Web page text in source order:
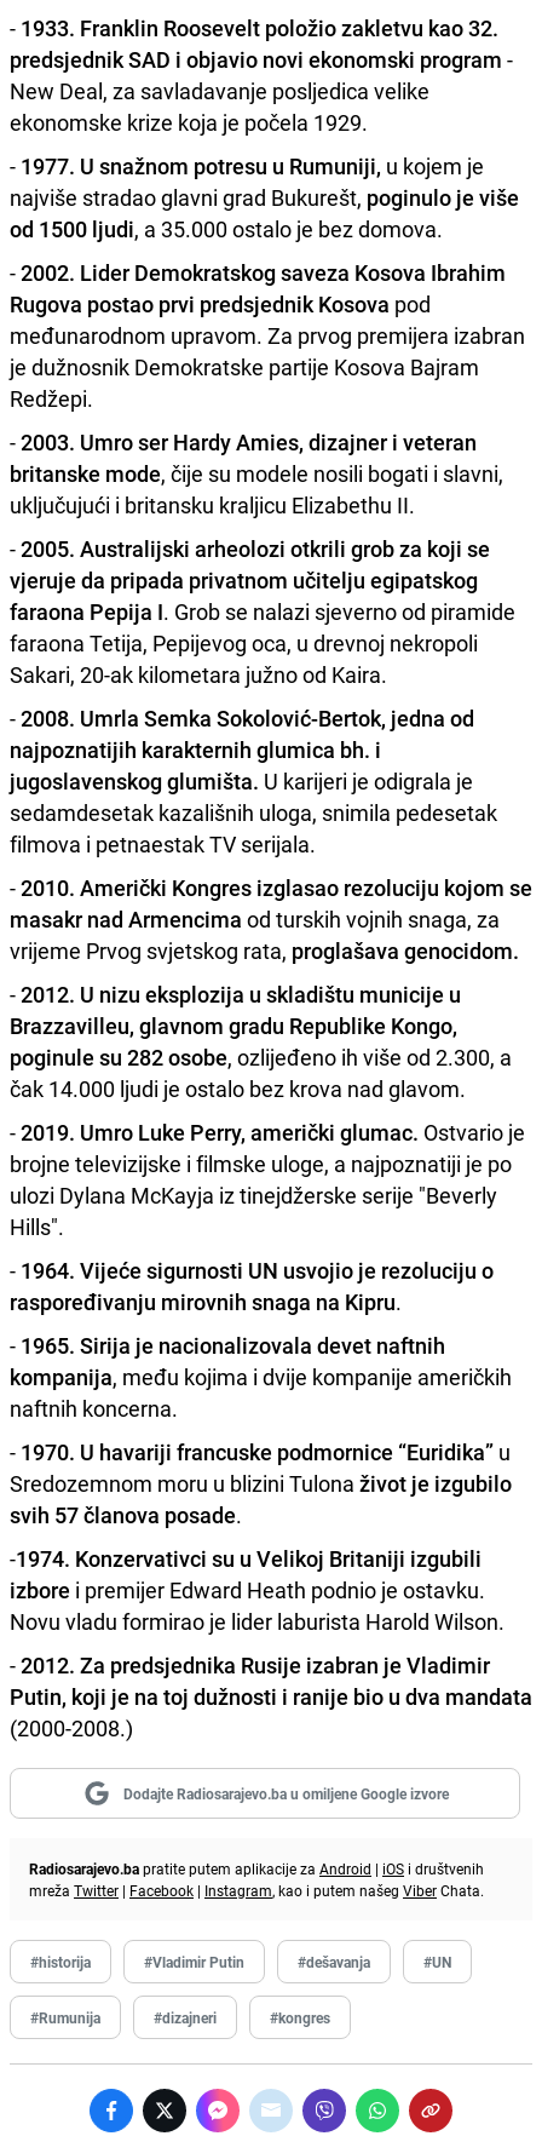
- 1933. Franklin Roosevelt položio zakletvu kao 32.
predsjednik SAD i objavio novi ekonomski program -
New Deal, za savladavanje posljedica velike
ekonomske krize koja je počela 1929.
- 1977. U snažnom potresu u Rumuniji, u kojem je
najviše stradao glavni grad Bukurešt, poginulo je više
od 1500 ljudi, a 35.000 ostalo je bez domova.
-2002. Lider Demokratskog saveza Kosova Ibrahim
Rugova postao prvi predsjednik Kosova pod
međunarodnom upravom. Za prvog premijera izabran
je dužnosnik Demokratske partije Kosova Bajram
Redžepi.
-2003. Umro ser Hardy Amies, dizajner i veteran
britanske mode, čije su modele nosili bogati i slavni,
uključujući i britansku kraljicu Elizabethu II.
-2005. Australijski arheolozi otkrili grob za koji se
vjeruje da pripada privatnom učitelju egipatskog
faraona Pepija I. Grob se nalazi sjeverno od piramide
faraona Tetija, Pepijevog oca, u drevnoj nekropoli
Sakari, 20-ak kilometara južno od Kaira.
-2008. Umrla Semka Sokolović-Bertok, jedna od
najpoznatijih karakternih glumica bh. i
jugoslavenskog glumišta. U karijeri je odigrala je
sedamdesetak kazališnih uloga, snimila pedesetak
filmova i petnaestak TV serijala.
-2010. Američki Kongres izglasao rezoluciju kojom se
masakr nad Armencima od turskih vojnih snaga, za
vrijeme Prvog svjetskog rata, proglašava genocidom.
-2012. U nizu eksplozija u skladištu municije u
Brazzavilleu, glavnom gradu Republike Kongo,
poginule su 282 osobe, ozlijeđeno ih više od 2.300, a
čak 14.000 ljudi je ostalo bez krova nad glavom.
-2019. Umro Luke Perry, američki glumac. Ostvario je
brojne televizijske i filmske uloge, a najpoznatiji je po
ulozi Dylana McKayja iz tinejdžerske serije "Beverly
Hills".
- 1964. Vijeće sigurnosti UN usvojio je rezoluciju o
raspoređivanju mirovnih snaga na Kipru.
- 1965. Sirija je nacionalizovala devet naftnih
kompanija, među kojima i dvije kompanije američkih
naftnih koncerna.
- 1970. U havariji francuske podmornice “Euridika” u
Sredozemnom moru u blizini Tulona život je izgubilo
svih 57 članova posade.
-1974. Konzervativci su u Velikoj Britaniji izgubili
izbore i premijer Edward Heath podnio je ostavku.
Novu vladu formirao je lider laburista Harold Wilson.
-2012. Za predsjednika Rusije izabran je Vladimir
Putin, koji je na toj dužnosti i ranije bio u dva mandata
(2000-2008.)
Dodajte Radiosarajevo.ba u omiljene Google izvore
Radiosarajevo.bapratite putem aplikacije za Android | iOS i društvenih
mreža Twitter | Facebook | Instagram, kao i putem našeg ViberChata.
#historija #Vladimir Putin #dešavanja #UN
#Rumunija #dizajneri #kongres